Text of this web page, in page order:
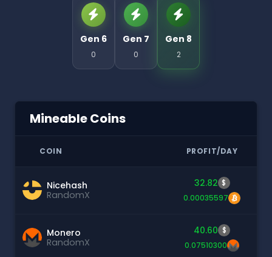
Gen 6
0
Gen 7
0
Gen 8
2
Mineable Coins
COIN PROFIT/DAY
Nicehash
RandomX
32.82 $
0.00035597
Monero
RandomX
40.60 $
0.07510300